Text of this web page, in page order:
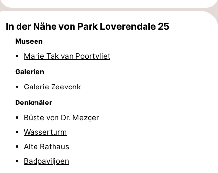
Golfplatze
-
Toorop
und
trinken
Veranstaltungen
Ringstechen
Praktisch
Forum
In der Nähe von Park Loverendale 25
Museen
Marie Tak van Poortvliet
Galerien
Galerie Zeevonk
Denkmäler
Büste von Dr. Mezger
Wasserturm
Alte Rathaus
Badpaviljoen